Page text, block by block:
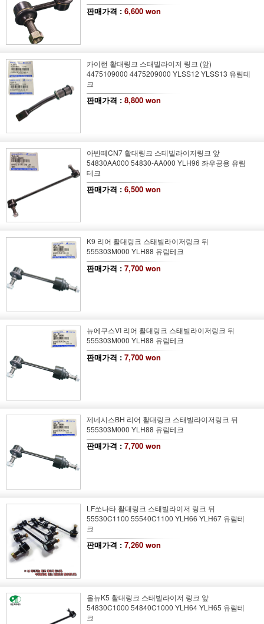
판매가격 : 6,600 won
카이런 활대링크 스태빌라이저 링크 (앞)
4475109000 4475209000 YLSS12 YLSS13 유림테
크
판매가격 : 8,800 won
아반떼CN7 활대링크 스테빌라이저링크 앞
54830AA000 54830-AA000 YLH96 좌우공용 유림
테크
판매가격 : 6,500 won
K9 리어 활대링크 스태빌라이저링크 뒤
555303M000 YLH88 유림테크
판매가격 : 7,700 won
뉴에쿠스VI 리어 활대링크 스태빌라이저링크 뒤
555303M000 YLH88 유림테크
판매가격 : 7,700 won
제네시스BH 리어 활대링크 스태빌라이저링크 뒤
555303M000 YLH88 유림테크
판매가격 : 7,700 won
LF쏘나타 활대링크 스태빌라이저 링크 뒤
55530C1100 55540C1100 YLH66 YLH67 유림테
크
판매가격 : 7,260 won
올뉴K5 활대링크 스태빌라이저 링크 앞
54830C1000 54840C1000 YLH64 YLH65 유림테
크